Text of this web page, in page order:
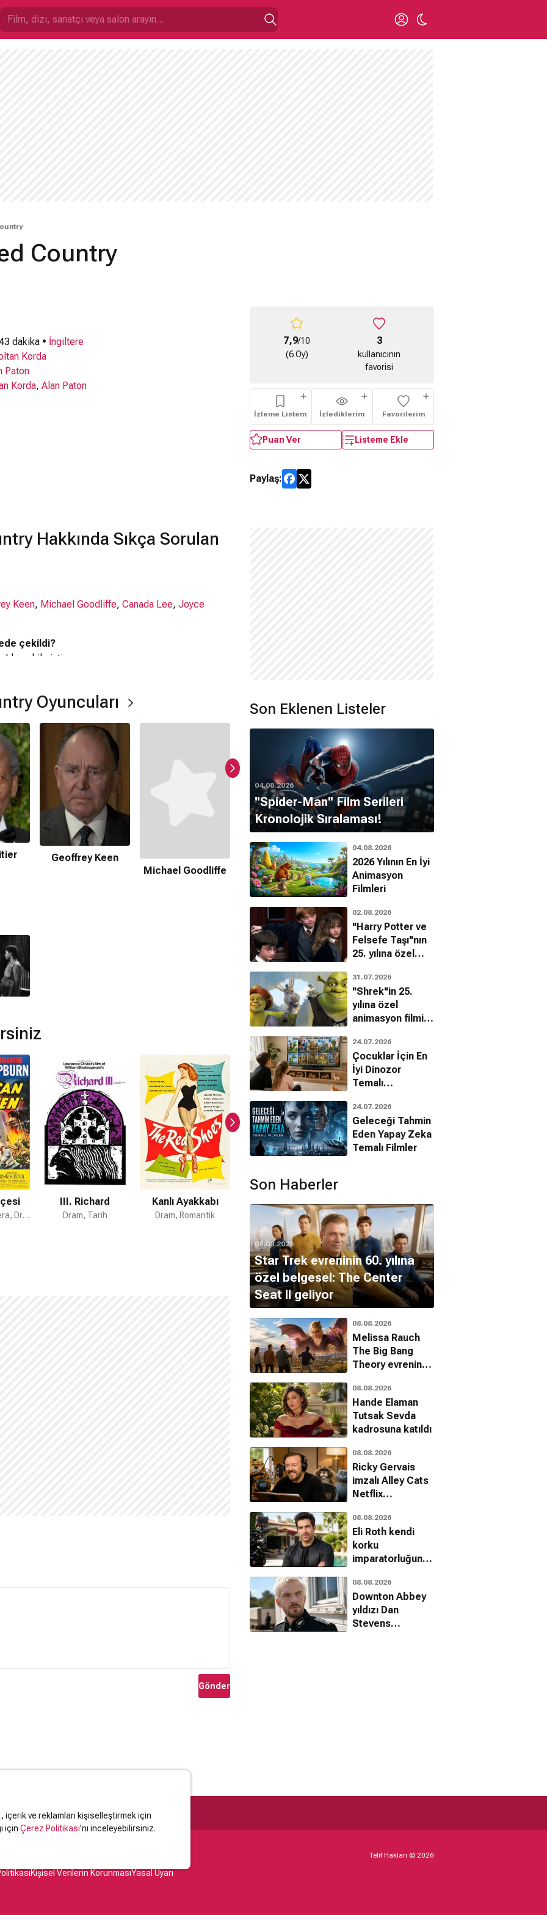
Country
dakika • İngiltere
Korda
Paton
Korda, Alan Paton
7,9/10
(6 Oy)
3
kullanıcının
favorisi
İzleme Listem İzlediklerim Favorilerim
Puan Ver Listeme Ekle
Paylaş:
Hakkında Sıkça Sorulan
Keen, Michael Goodliffe, Canada Lee, Joyce
çekildi?
'de çekilmiştir.
tür?
filmi bulunmamaktadır.
Oyuncuları
Geoffrey Keen
Michael Goodliffe
Canada Lee Joyce Carey
Romantik, Macera, Dram
III. Richard
Dram, Tarih
Kanlı Ayakkabı
Dram, Romantik
Sahne Korkusu
Gerilim
The Mudlark
Gönder
Son Eklenen Listeler
04.08.2026
''Spider-Man'' Film Serileri
Kronolojik Sıralaması!
04.08.2026
2026 Yılının En İyi
Animasyon
Filmleri
02.08.2026
"Harry Potter ve
Felsefe Taşı"nın
25. yılına özel
bilinmeyenleri!
31.07.2026
"Shrek"in 25.
yılına özel
animasyon filmin
24.07.2026
Çocuklar İçin En
İyi Dinozor
Temalı
Filmleri
24.07.2026
Geleceği Tahmin
Eden Yapay Zeka
Temalı Filmler
Son Haberler
08.08.2026
Star Trek evreninin 60. yılına
özel belgesel: The Center
Seat II geliyor
08.08.2026
Melissa Rauch
The Big Bang
Theory evrenine
dönüyor
08.08.2026
Hande Elaman
Tutsak Sevda
kadrosuna katıldı
08.08.2026
Ricky Gervais
imzalı Alley Cats
Netflix
eklendi
08.08.2026
Eli Roth kendi
korku
imparatorluğunu
Horror Section
08.08.2026
Downton Abbey
yıldızı Dan
Stevens
içerik ve reklamları kişiselleştirmek için
için Çerez Politikası'nı inceleyebilirsiniz.
Kişisel Verilerin KorunmasıYasal Uyarı
Telif Hakları © 2026